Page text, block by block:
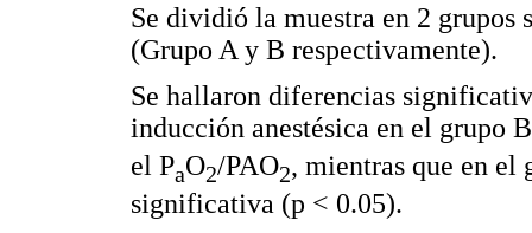
Se dividió la muestra en 2 grupos
(Grupo A y B respectivamente).
Se hallaron diferencias
inducción anestésica en el grupo
el PaO2/PAO2, mientras que en el
significativa (p < 0.05).